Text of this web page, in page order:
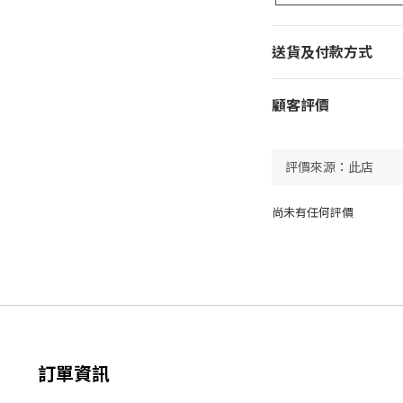
送貨及付款方式
顧客評價
尚未有任何評價
訂單資訊